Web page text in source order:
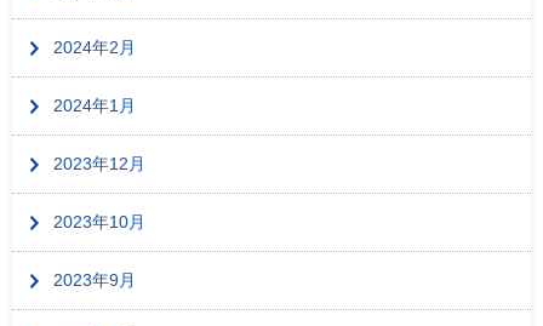
2024年2月
2024年1月
2023年12月
2023年10月
2023年9月